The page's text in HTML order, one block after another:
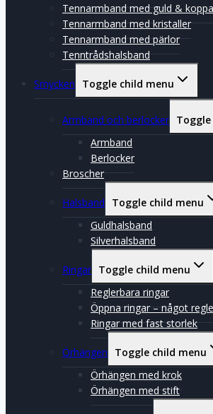
Tennarmband med guld &
Tennarmband med kristaller
Tennarmband med pärlor
Tenntrådshalsband
Smycken Toggle child menu
Armband och berlocker
Armband
Berlocker
Broscher
Halsband
Toggle child menu
Guldhalsband
Silverhalsband
Ringar Toggle child menu
Reglerbara ringar
Öppna ringar – något
Ringar med fast storlek
Örhängen
Toggle child menu
Örhängen med krok
Örhängen med stift